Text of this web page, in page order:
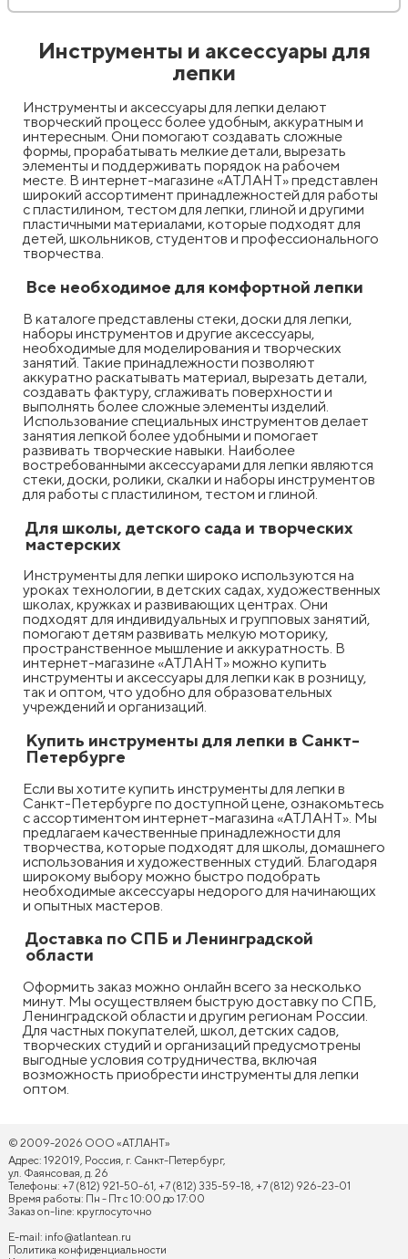
Инструменты и аксессуары для
лепки
Инструменты и аксессуары для лепки делают
творческий процесс более удобным, аккуратным и
интересным. Они помогают создавать сложные
формы, прорабатывать мелкие детали, вырезать
элементы и поддерживать порядок на рабочем
месте. В интернет-магазине «АТЛАНТ» представлен
широкий ассортимент принадлежностей для работы
с пластилином, тестом для лепки, глиной и другими
пластичными материалами, которые подходят для
детей, школьников, студентов и профессионального
творчества.
Все необходимое для комфортной лепки
В каталоге представлены стеки, доски для лепки,
наборы инструментов и другие аксессуары,
необходимые для моделирования и творческих
занятий. Такие принадлежности позволяют
аккуратно раскатывать материал, вырезать детали,
создавать фактуру, сглаживать поверхности и
выполнять более сложные элементы изделий.
Использование специальных инструментов делает
занятия лепкой более удобными и помогает
развивать творческие навыки. Наиболее
востребованными аксессуарами для лепки являются
стеки, доски, ролики, скалки и наборы инструментов
для работы с пластилином, тестом и глиной.
Для школы, детского сада и творческих
мастерских
Инструменты для лепки широко используются на
уроках технологии, в детских садах, художественных
школах, кружках и развивающих центрах. Они
подходят для индивидуальных и групповых занятий,
помогают детям развивать мелкую моторику,
пространственное мышление и аккуратность. В
интернет-магазине «АТЛАНТ» можно купить
инструменты и аксессуары для лепки как в розницу,
так и оптом, что удобно для образовательных
учреждений и организаций.
Купить инструменты для лепки в Санкт-
Петербурге
Если вы хотите купить инструменты для лепки в
Санкт-Петербурге по доступной цене, ознакомьтесь
с ассортиментом интернет-магазина «АТЛАНТ». Мы
предлагаем качественные принадлежности для
творчества, которые подходят для школы, домашнего
использования и художественных студий. Благодаря
широкому выбору можно быстро подобрать
необходимые аксессуары недорого для начинающих
и опытных мастеров.
Доставка по СПБ и Ленинградской
области
Оформить заказ можно онлайн всего за несколько
минут. Мы осуществляем быструю доставку по СПБ,
Ленинградской области и другим регионам России.
Для частных покупателей, школ, детских садов,
творческих студий и организаций предусмотрены
выгодные условия сотрудничества, включая
возможность приобрести инструменты для лепки
оптом.
© 2009-2026 ООО «АТЛАНТ»
Адрес: 192019, Россия, г. Санкт-Петербург,
ул. Фаянсовая, д. 26
Телефоны: +7 (812) 921-50-61, +7 (812) 335-59-18, +7 (812) 926-23-01
Время работы: Пн - Пт с 10:00 до 17:00
Заказ on-line: круглосуточно
E-mail: info@atlantean.ru
Политика конфиденциальности